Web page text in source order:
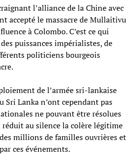
l’alliance de la Chine avec
accepté le massacre de Mullaitivu
à Colombo. C’est ce qui
puissances impérialistes, de
politiciens bourgeois
de l’armée sri-lankaise
Sri Lanka n’ont cependant pas
ne pouvant être résolues
au silence la colère légitime
millions de familles ouvrières et
ces événements.